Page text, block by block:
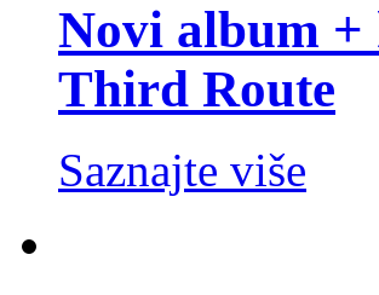
Novi album
Third Route
Saznajte više